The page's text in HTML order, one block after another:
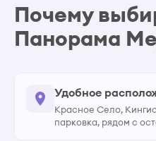
Почему
Панорама
Удобное
Красное Село,
парковка, рядом с